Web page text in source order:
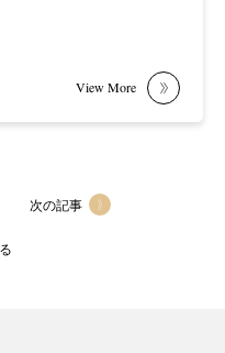
次の記事